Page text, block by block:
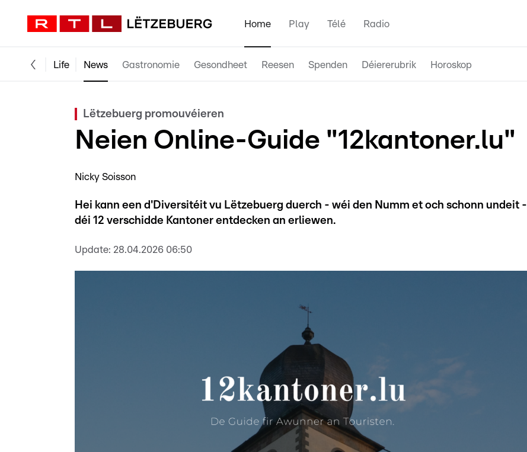
Home Play Télé Radio
Life News Gastronomie Gesondheet Reesen Spenden Déiererubrik Horoskop
Lëtzebuerg promouvéieren
Neien Online-Guide "12kantoner.lu"
Nicky Soisson
Hei kann een d'Diversitéit vu Lëtzebuerg duerch - wéi den Numm et och schonn undeit -
déi 12 verschidde Kantoner entdecken an erliewen.
Update: 28.04.2026 06:50